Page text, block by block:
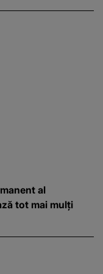
al
tot mai mulți